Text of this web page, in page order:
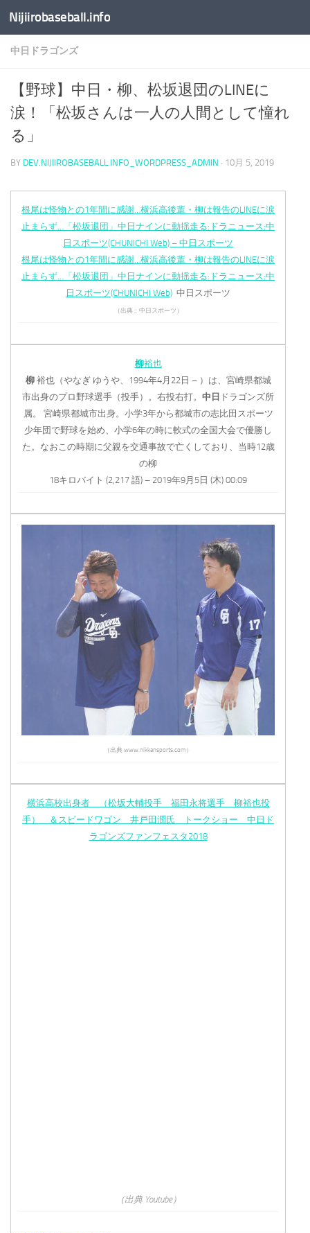
コンテンツへスキップ
Nijiirobaseball.info
中日ドラゴンズ
【野球】中日・柳、松坂退団のLINEに
涙！「松坂さんは一人の人間として憧れ
る」
BY DEV.NIJIIROBASEBALL.INFO_WORDPRESS_ADMIN · 10月 5, 2019
根尾は怪物との1年間に感謝…横浜高後輩・柳は報告のLINEに涙
止まらず…「松坂退団」中日ナインに動揺走る:ドラニュース:中
日スポーツ(CHUNICHI Web) – 中日スポーツ
根尾は怪物との1年間に感謝…横浜高後輩・柳は報告のLINEに涙
止まらず…「松坂退団」中日ナインに動揺走る:ドラニュース:中
日スポーツ(CHUNICHI Web) 中日スポーツ
（出典：中日スポーツ）
柳裕也
柳裕也（やなぎ ゆうや、1994年4月22日 – ）は、宮崎県都城
市出身のプロ野球選手（投手）。右投右打。 中日 ドラゴンズ所
属。 宮崎県都城市出身。小学3年から都城市の志比田スポーツ
少年団で野球を始め、小学6年の時に軟式の全国大会で優勝し
た。なおこの時期に父親を交通事故で亡くしており、当時12歳
の柳
18キロバイト (2,217 語) – 2019年9月5日 (木) 00:09
（出典 www.nikkansports.com）
横浜高校出身者 （松坂大輔投手 福田永将選手 柳裕也投
手） ＆スピードワゴン 井戸田潤氏 トークショー 中日ド
ラゴンズファンフェスタ2018
（出典 Youtube）